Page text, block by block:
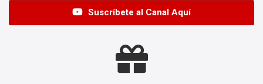
Suscríbete al Canal Aquí